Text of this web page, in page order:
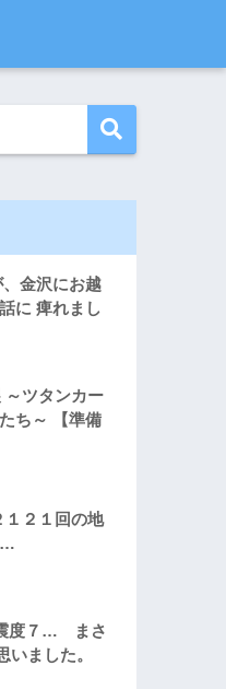
金沢にお越
に 痺れまし
～ツタンカー
ち～ 【準備
２１回の地
…
度７… まさ
いました。